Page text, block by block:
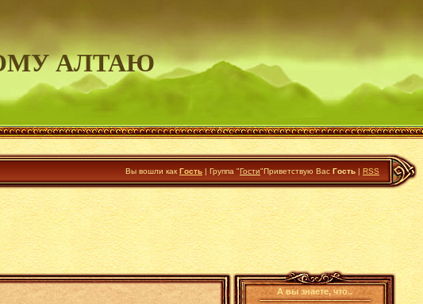
АЛТАЮ
Вы вошли как Гость | Группа "Гости"Приветствую Вас Гость | RSS
А вы знаете, что..